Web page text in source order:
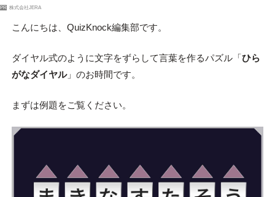
PR 株式会社JERA
こんにちは、QuizKnock編集部です。
ダイヤル式のように文字をずらして言葉を作るパズル「ひら
がなダイヤル」のお時間です。
まずは例題をご覧ください。